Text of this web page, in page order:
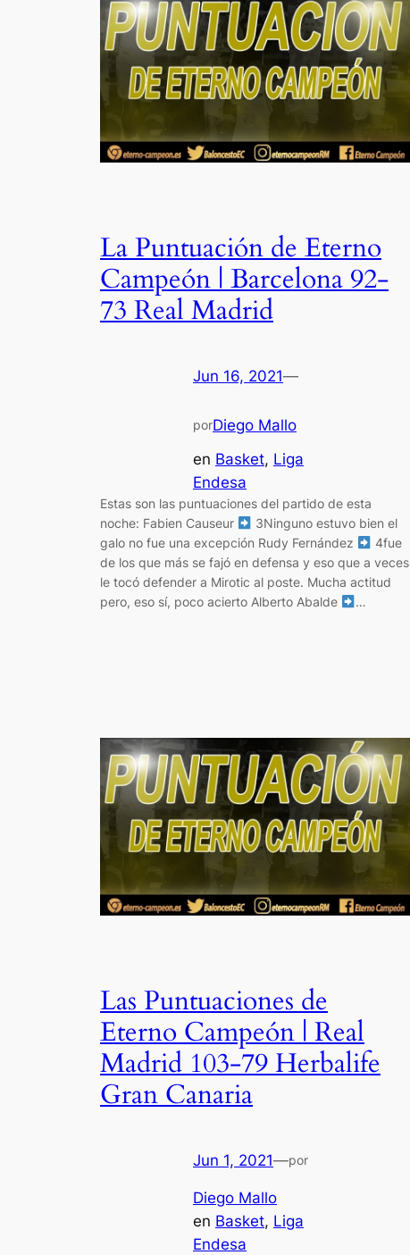
La Puntuación de Eterno
Campeón | Barcelona 92-
73 Real Madrid
Jun 16, 2021—
porDiego Mallo
en Basket, Liga
Endesa
Estas son las puntuaciones del partido de esta
noche: Fabien Causeur
3Ninguno estuvo bien el
galo no fue una excepción Rudy Fernández
4fue
de los que más se fajó en defensa y eso que a veces
le tocó defender a Mirotic al poste. Mucha actitud
pero, eso sí, poco acierto Alberto Abalde
…
Las Puntuaciones de
Eterno Campeón | Real
Madrid 103-79 Herbalife
Gran Canaria
Jun 1, 2021—por
Diego Mallo
en Basket, Liga
Endesa